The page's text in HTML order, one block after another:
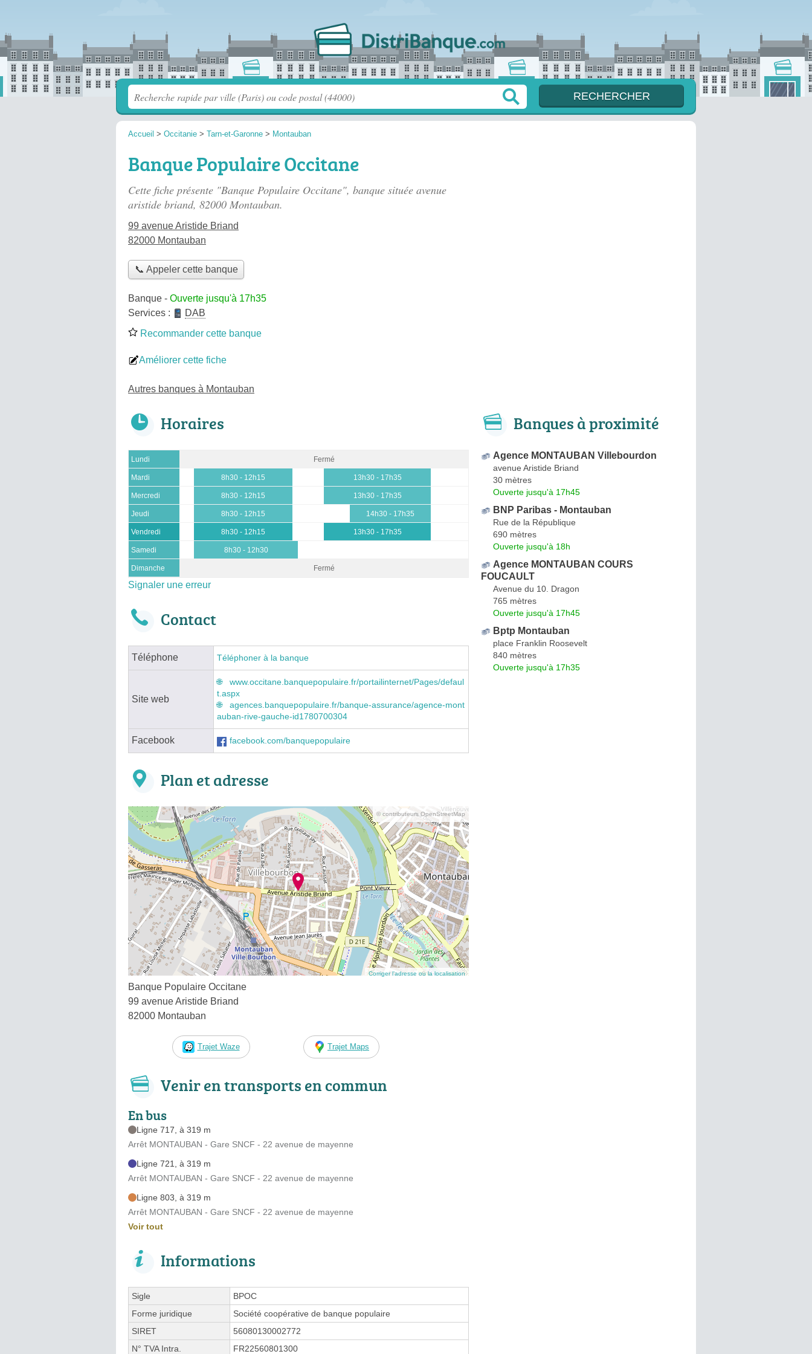
Accueil > Occitanie > Tarn-et-Garonne > Montauban
Banque Populaire Occitane
Cette fiche présente "Banque Populaire Occitane", banque située avenue
aristide briand, 82000 Montauban.
99 avenue Aristide Briand
82000 Montauban
📞 Appeler cette banque
Banque - Ouverte jusqu'à 17h35
Services :
DAB
Recommander cette banque
Améliorer cette fiche
Autres banques à Montauban
Horaires
Lundi Fermé
Mardi 8h30 - 12h15 13h30 - 17h35
Mercredi 8h30 - 12h15 13h30 - 17h35
Jeudi 8h30 - 12h15 14h30 - 17h35
Vendredi 8h30 - 12h15 13h30 - 17h35
Samedi 8h30 - 12h30
Dimanche Fermé
Signaler une erreur
Contact
Téléphone Téléphoner à la banque
Site web
www.occitane.banquepopulaire.fr/portailinternet/Pages/defaul
t.aspx
agences.banquepopulaire.fr/banque-assurance/agence-mont
auban-rive-gauche-id1780700304
Facebook facebook.com/banquepopulaire
Plan et adresse
© contributeurs OpenStreetMap
Corriger l’adresse ou la localisation
Banque Populaire Occitane
99 avenue Aristide Briand
82000 Montauban
Trajet Waze Trajet Maps
Venir en transports en commun
En bus
Ligne 717, à 319 m
Arrêt MONTAUBAN - Gare SNCF - 22 avenue de mayenne
Ligne 721, à 319 m
Arrêt MONTAUBAN - Gare SNCF - 22 avenue de mayenne
Ligne 803, à 319 m
Arrêt MONTAUBAN - Gare SNCF - 22 avenue de mayenne
Voir tout
Informations
Sigle
BPOC
Forme juridique
Société coopérative de banque populaire
SIRET
56080130002772
N° TVA Intra.
FR22560801300
Banques à proximité
Agence MONTAUBAN Villebourdon
avenue Aristide Briand
30 mètres
Ouverte jusqu'à 17h45
BNP Paribas - Montauban
Rue de la République
690 mètres
Ouverte jusqu'à 18h
Agence MONTAUBAN COURS
FOUCAULT
Avenue du 10. Dragon
765 mètres
Ouverte jusqu'à 17h45
Bptp Montauban
place Franklin Roosevelt
840 mètres
Ouverte jusqu'à 17h35